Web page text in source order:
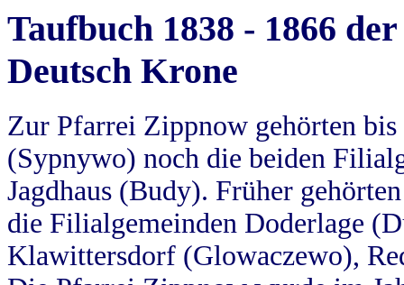
Taufbuch 1838 - 1866
Deutsch Krone
Zur Pfarrei Zippnow gehörten
(Sypnywo) noch die beiden
Jagdhaus (Budy). Früher
die Filialgemeinden Doderlage
Klawittersdorf (Glowaczewo),